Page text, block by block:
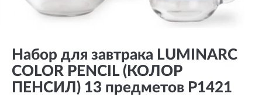
Набор для завтрака LUMINARC
COLOR PENCIL (КОЛОР
ПЕНСИЛ) 13 предметов P1421